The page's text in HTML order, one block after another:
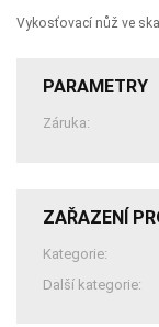
Vykosťovací nůž ve
PARAMETRY
Záruka:
ZAŘAZENÍ
Kategorie:
Další kategorie: